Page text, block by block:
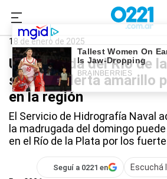
0221.com.ar
Río de la Plata
18 de enero de 2025
Una crecida del Río de
suma al alerta amarillo
en la región
El Servicio de Hidrografía Naval
la madrugada del domingo
en el Río de la Plata por los
Seguí a 0221 en
Escuchá